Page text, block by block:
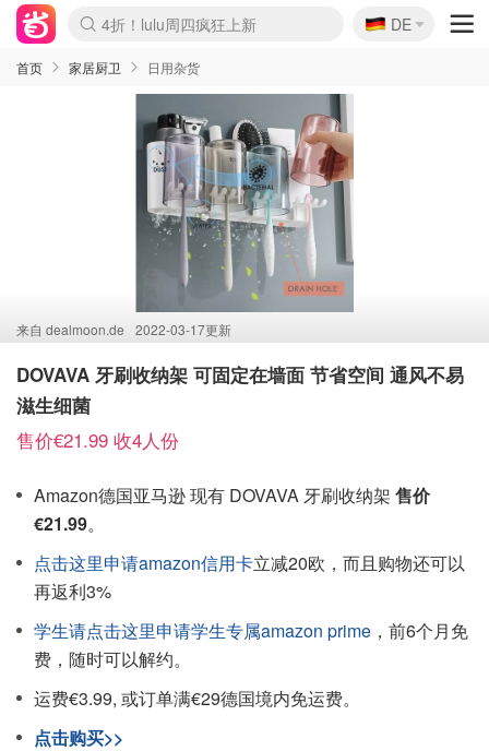
Boticinal 夏促开抢！
4折！lulu周四疯狂上新
还没结束！&OtherStories大促
Joybuy变相75折 随时失效
速领！Stanley独家85折
疑似霸哥！Camper额外叠85折
Zalando 奥莱闪促！每日更新
Moncler反季囤！5折起+叠9折
Coach Brooklyn仅€192
🇩🇪
DE
首页 家居厨卫 日用杂货
来自 dealmoon.de 2022-03-17更新
DOVAVA 牙刷收纳架 可固定在墙面 节省空间 通风不易
滋生细菌
售价€21.99 收4人份
Amazon德国亚马逊 现有 DOVAVA 牙刷收纳架 售价
€21.99。
点击这里申请amazon信用卡立减20欧，而且购物还可以
再返利3%
学生请点击这里申请学生专属amazon prime ，前6个月免
费，随时可以解约。
运费€3.99, 或订单满€29德国境内免运费。
点击购买>>